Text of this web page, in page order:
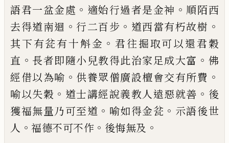
語君一盆金處 。 適始行過者是金神 。 順陌西
去得道南迴 。行二百步 。 道西當有朽故樹 。
其下有瓫有十斛金 。 君往掘取可以還君穀
直 。 長者即隨小兒教得此治家足成大富 。 佛
經借以為喻 。 供養眾僧廣設檀會交有所費 。
喻以失穀 。 道士講經說義教人遠惡就善 。 後
獲福無量乃可至道 。 喻如得金瓫 。 示語後世
人 。 福德不可不作 。 後悔無及 。